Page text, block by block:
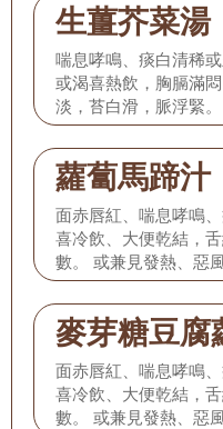
生薑芥菜湯
喘息哮鳴、痰白清稀
或渴喜熱飲，胸膈滿
淡，苔白滑，脈浮緊
寒、發熱、無汗等表
蘿蔔馬蹄汁
面赤唇紅、喘息哮鳴
喜冷飲、大便乾結，
數。 或兼見發熱、惡
麥芽糖豆腐
面赤唇紅、喘息哮鳴
喜冷飲、大便乾結，
數。 或兼見發熱、惡